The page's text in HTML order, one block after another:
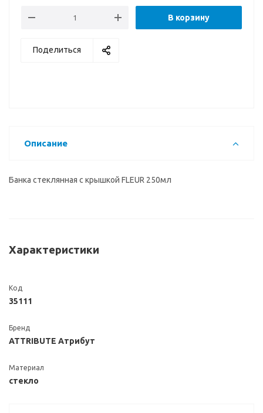
В корзину
Поделиться
Описание
Банка стеклянная с крышкой FLEUR 250мл
Характеристики
Код
35111
Бренд
ATTRIBUTE Атрибут
Материал
стекло